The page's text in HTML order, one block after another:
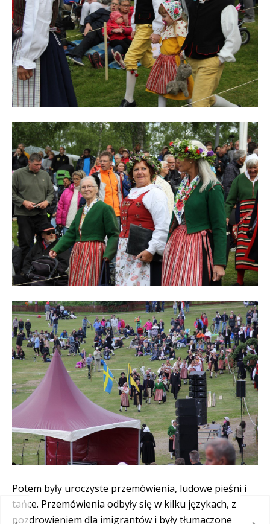
Potem były uroczyste przemówienia, ludowe pieśni i
tańce. Przemówienia odbyły się w kilku językach, z
pozdrowieniem dla imigrantów i były tłumaczone